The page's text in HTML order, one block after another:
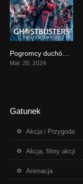
0
Mar. 20, 2024
Gatunek
Akcja i Przygoda
Akcja, filmy akcji
Animacja